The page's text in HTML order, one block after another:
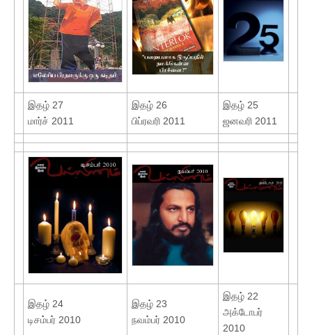
இதழ் 27
மார்ச் 2011
இதழ் 26
பிப்ரவரி 2011
இதழ் 25
ஜனவரி 2011
இதழ் 24
டிசம்பர் 2010
இதழ் 23
நவம்பர் 2010
இதழ் 22
அக்டோபர்
2010